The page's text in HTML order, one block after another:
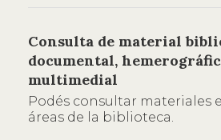
Consulta de material
documental,
multimedial
Podés consultar materiales
áreas de la biblioteca.